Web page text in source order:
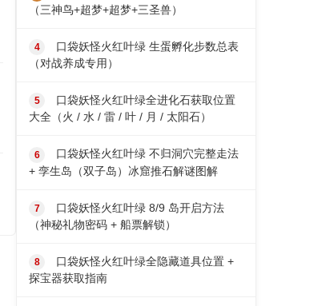
（三神鸟+超梦+超梦+三圣兽）
口袋妖怪火红叶绿 生蛋孵化步数总表
（对战养成专用）
口袋妖怪火红叶绿全进化石获取位置
大全（火 / 水 / 雷 / 叶 / 月 / 太阳石）
口袋妖怪火红叶绿 不归洞穴完整走法
+ 孪生岛（双子岛）冰窟推石解谜图解
口袋妖怪火红叶绿 8/9 岛开启方法
（神秘礼物密码 + 船票解锁）
口袋妖怪火红叶绿全隐藏道具位置 +
探宝器获取指南